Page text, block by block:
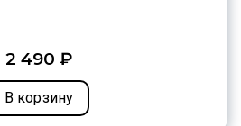
2 490 ₽
В корзину